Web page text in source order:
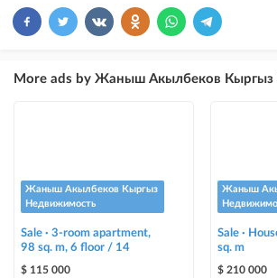
ad placement above free ads
ad placement on @house_kg Instagram account and
+ paid promotion on Instagram
Highlight with color
More ads by Жаныш Акылбеков
Жаныш Акылбеков Кыргыз
Недвижимость
Sale · 3-room apartment,
98 sq. m, 6 floor / 14
$ 115 000
Жаныш
Sale ·
sq. m
$ 210 000